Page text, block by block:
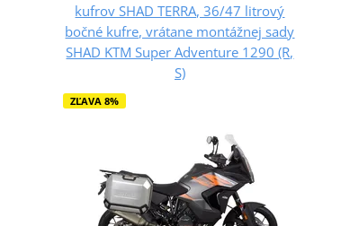
kufrov SHAD TERRA, 36/47 litrový
bočné kufre, vrátane montážnej sady
SHAD KTM Super Adventure 1290 (R,
S)
ZĽAVA 8%